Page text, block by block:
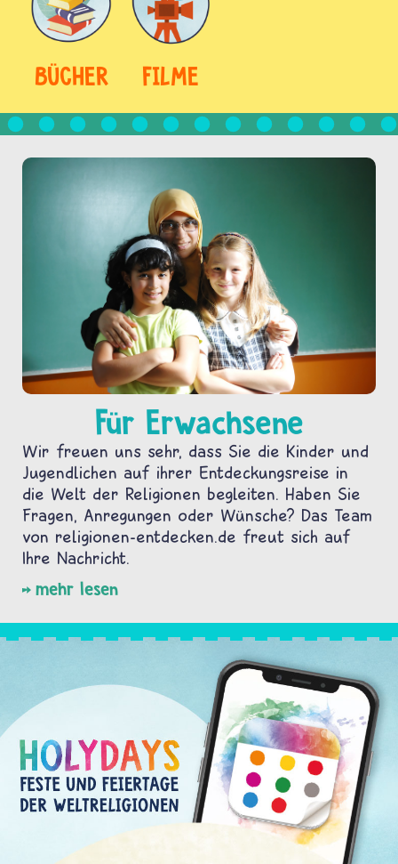
BÜCHER FILME
Für Erwachsene
Wir freuen uns sehr, dass Sie die Kinder und
Jugendlichen auf ihrer Entdeckungsreise in
die Welt der Religionen begleiten. Haben Sie
Fragen, Anregungen oder Wünsche? Das Team
von religionen-entdecken.de freut sich auf
Ihre Nachricht.
mehr lesen